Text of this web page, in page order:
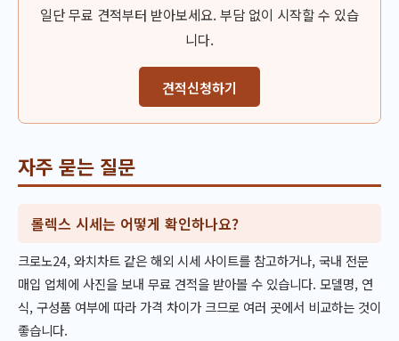
일단 무료 견적부터 받아보세요. 부담 없이 시작할 수 있습
니다.
견적신청하기
자주 묻는 질문
롤렉스 시세는 어떻게 확인하나요?
크로노24, 와치차트 같은 해외 시세 사이트를 참고하거나, 국내 전문
매입 업체에 사진을 보내 무료 견적을 받아볼 수 있습니다. 모델명, 연
식, 구성품 여부에 따라 가격 차이가 크므로 여러 곳에서 비교하는 것이
좋습니다.